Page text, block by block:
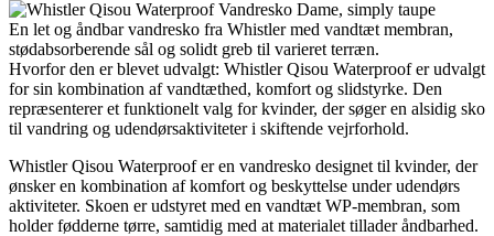
En let og åndbar vandresko fra Whistler med vandtæt membran,
stødabsorberende sål og solidt greb til varieret terræn.
Hvorfor den er blevet udvalgt: Whistler Qisou Waterproof er udvalgt
for sin kombination af vandtæthed, komfort og slidstyrke. Den
repræsenterer et funktionelt valg for kvinder, der søger en alsidig sko
til vandring og udendørsaktiviteter i skiftende vejrforhold.
Whistler Qisou Waterproof er en vandresko designet til kvinder, der
ønsker en kombination af komfort og beskyttelse under udendørs
aktiviteter. Skoen er udstyret med en vandtæt WP-membran, som
holder fødderne tørre, samtidig med at materialet tillader åndbarhed.